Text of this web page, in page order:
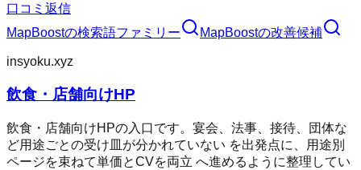
口コミ返信
MapBoostの検索語ファミリー MapBoostの改善候補
insyoku.xyz
飲食・店舗向けHP
飲食・店舗向けHPの入口です。宴会、法事、接待、団体な
ど用途ごとの受け皿が分かれていない を出発点に、用途別
ページを束ねて単価とCVを両立 へ進めるように整理してい